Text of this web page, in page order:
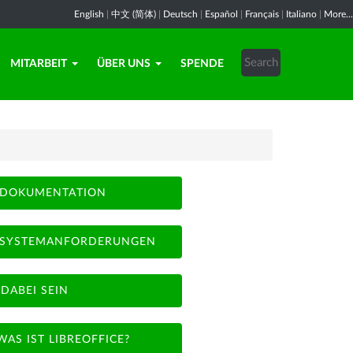
English 中文 (简体) Deutsch Español Français Italiano More...
MITARBEIT ÜBER UNS SPENDE
DOKUMENTATION
SYSTEMANFORDERUNGEN
DABEI SEIN
IST LIBREOFFICE?